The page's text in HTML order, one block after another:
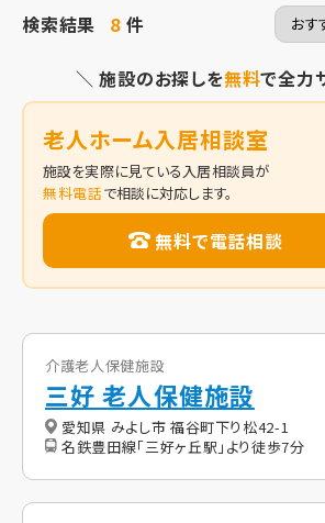
検索結果 8 件
＼ 施設のお探しを無料で全力
老人ホーム入居相談室
施設を実際に見ている入居相談員が
無料電話で相談に対応します。
無料で電話相談
介護老人保健施設
三好 老人保健施設
愛知県 みよし市 福谷町下り松42-1
名鉄豊田線「三好ヶ丘駅」より徒歩7分